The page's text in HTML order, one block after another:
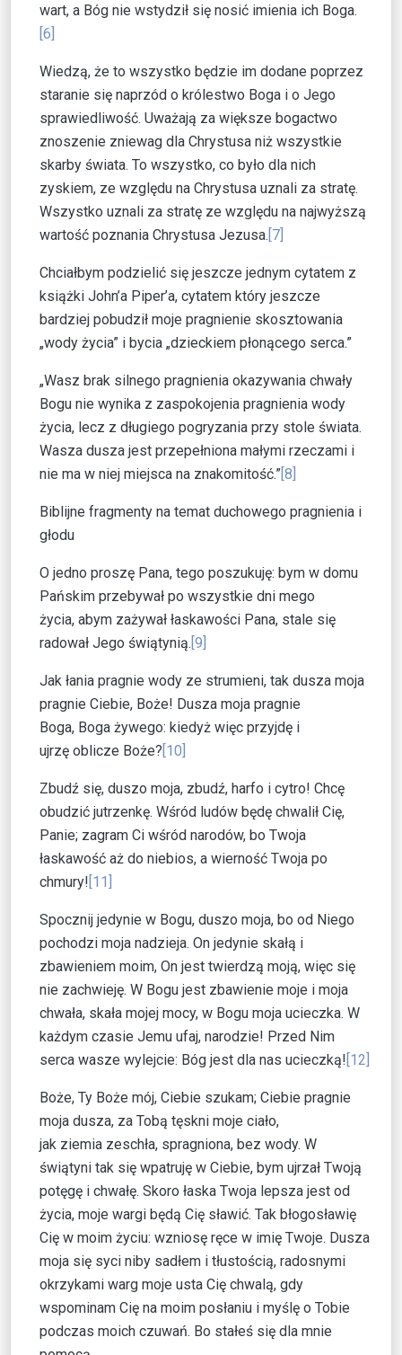
wart, a Bóg nie wstydził się nosić imienia ich Boga.
[6]
Wiedzą, że to wszystko będzie im dodane poprzez
staranie się naprzód o królestwo Boga i o Jego
sprawiedliwość. Uważają za większe bogactwo
znoszenie zniewag dla Chrystusa niż wszystkie
skarby świata. To wszystko, co było dla nich
zyskiem, ze względu na Chrystusa uznali za stratę.
Wszystko uznali za stratę ze względu na najwyższą
wartość poznania Chrystusa Jezusa.[7]
Chciałbym podzielić się jeszcze jednym cytatem z
książki John’a Piper’a, cytatem który jeszcze
bardziej pobudził moje pragnienie skosztowania
„wody życia” i bycia „dzieckiem płonącego serca.”
„Wasz brak silnego pragnienia okazywania chwały
Bogu nie wynika z zaspokojenia pragnienia wody
życia, lecz z długiego pogryzania przy stole świata.
Wasza dusza jest przepełniona małymi rzeczami i
nie ma w niej miejsca na znakomitość.”[8]
Biblijne fragmenty na temat duchowego pragnienia i
głodu
O jedno proszę Pana, tego poszukuję: bym w domu
Pańskim przebywał po wszystkie dni mego
życia, abym zażywał łaskawości Pana, stale się
radował Jego świątynią.[9]
Jak łania pragnie wody ze strumieni, tak dusza moja
pragnie Ciebie, Boże! Dusza moja pragnie
Boga, Boga żywego: kiedyż więc przyjdę i
ujrzę oblicze Boże?[10]
Zbudź się, duszo moja, zbudź, harfo i cytro! Chcę
obudzić jutrzenkę. Wśród ludów będę chwalił Cię,
Panie; zagram Ci wśród narodów, bo Twoja
łaskawość aż do niebios, a wierność Twoja po
chmury![11]
Spocznij jedynie w Bogu, duszo moja, bo od Niego
pochodzi moja nadzieja. On jedynie skałą i
zbawieniem moim, On jest twierdzą moją, więc się
nie zachwieję. W Bogu jest zbawienie moje i moja
chwała, skała mojej mocy, w Bogu moja ucieczka. W
każdym czasie Jemu ufaj, narodzie! Przed Nim
serca wasze wylejcie: Bóg jest dla nas ucieczką![12]
Boże, Ty Boże mój, Ciebie szukam; Ciebie pragnie
moja dusza, za Tobą tęskni moje ciało,
jak ziemia zeschła, spragniona, bez wody. W
świątyni tak się wpatruję w Ciebie, bym ujrzał Twoją
potęgę i chwałę. Skoro łaska Twoja lepsza jest od
życia, moje wargi będą Cię sławić. Tak błogosławię
Cię w moim życiu: wzniosę ręce w imię Twoje. Dusza
moja się syci niby sadłem i tłustością, radosnymi
okrzykami warg moje usta Cię chwalą, gdy
wspominam Cię na moim posłaniu i myślę o Tobie
podczas moich czuwań. Bo stałeś się dla mnie